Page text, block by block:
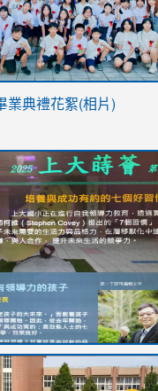
業典禮花絮(相片)
file/d/1I-
stes.tyc.edu.tw/